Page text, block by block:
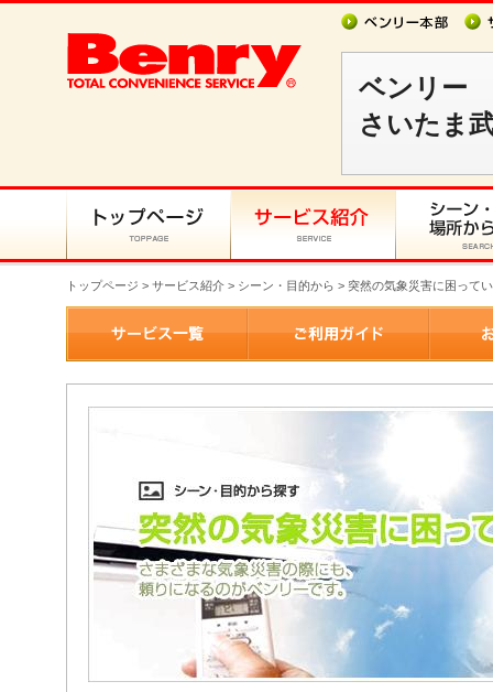
ベンリー
さいたま
トップページ > サービス紹介 > シーン・目的から > 突然の気象災害に困って